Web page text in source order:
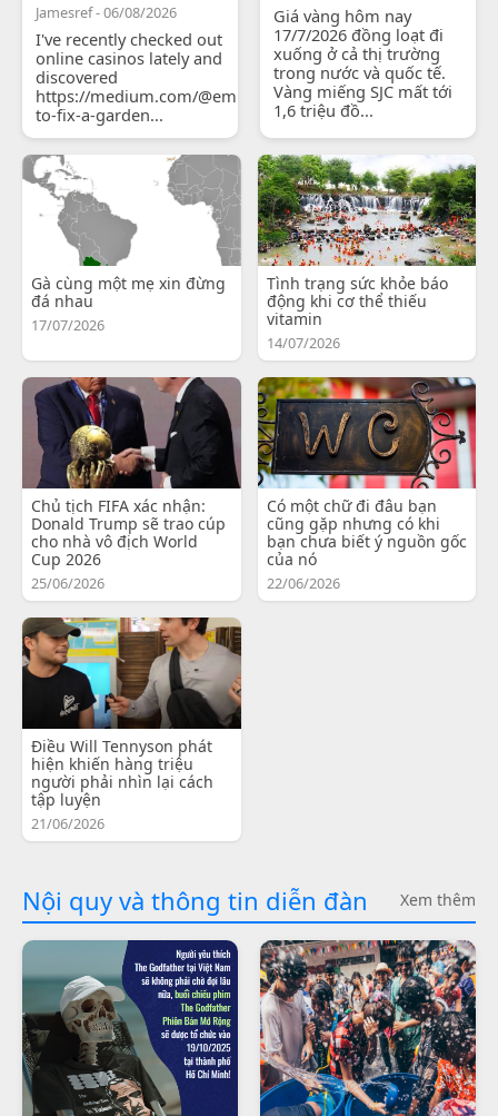
Jamesref - 06/08/2026
I've recently checked out
online casinos lately and
discovered
https://medium.com/@emilyjohnsonready/how-
to-fix-a-garden...
Giá vàng hôm nay
17/7/2026 đồng loạt đi
xuống ở cả thị trường
trong nước và quốc tế.
Vàng miếng SJC mất tới
1,6 triệu đồ...
Gà cùng một mẹ xin đừng
đá nhau
17/07/2026
Tình trạng sức khỏe báo
động khi cơ thể thiếu
vitamin
14/07/2026
Chủ tịch FIFA xác nhận:
Donald Trump sẽ trao cúp
cho nhà vô địch World
Cup 2026
25/06/2026
Có một chữ đi đâu bạn
cũng gặp nhưng có khi
bạn chưa biết ý nguồn gốc
của nó
22/06/2026
Điều Will Tennyson phát
hiện khiến hàng triệu
người phải nhìn lại cách
tập luyện
21/06/2026
Nội quy và thông tin diễn đàn Xem thêm